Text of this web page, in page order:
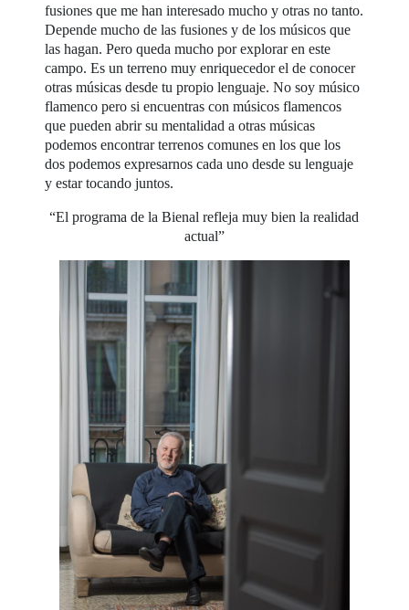
fusiones que me han interesado mucho y otras no tanto.
Depende mucho de las fusiones y de los músicos que
las hagan. Pero queda mucho por explorar en este
campo. Es un terreno muy enriquecedor el de conocer
otras músicas desde tu propio lenguaje. No soy músico
flamenco pero si encuentras con músicos flamencos
que pueden abrir su mentalidad a otras músicas
podemos encontrar terrenos comunes en los que los
dos podemos expresarnos cada uno desde su lenguaje
y estar tocando juntos.
“El programa de la Bienal refleja muy bien la realidad
actual”